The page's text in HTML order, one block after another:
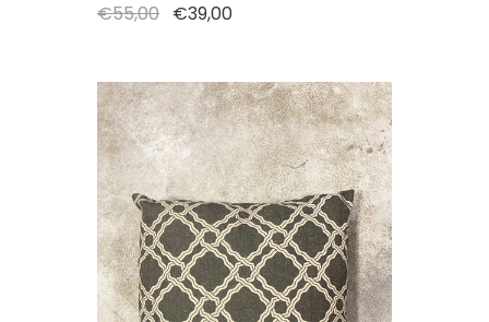
€55,00 €39,00